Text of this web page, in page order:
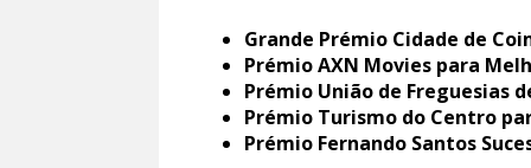
Grande Prémio Cidade de
Prémio AXN Movies para
Prémio União de Freguesias
Prémio Turismo do Centro
Prémio Fernando Santos